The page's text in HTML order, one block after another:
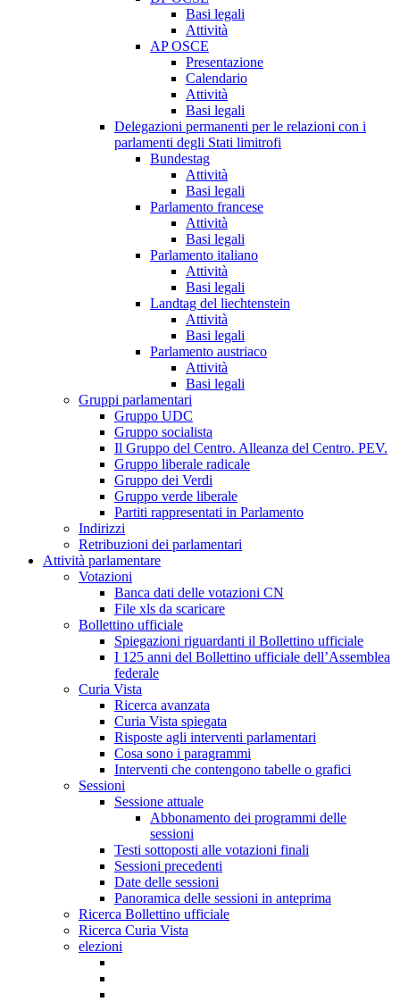
Basi legali
Attività
AP OSCE
Presentazione
Calendario
Attività
Basi legali
Delegazioni permanenti per le relazioni con i
parlamenti degli Stati limitrofi
Bundestag
Attività
Basi legali
Parlamento francese
Attività
Basi legali
Parlamento italiano
Attività
Basi legali
Landtag del liechtenstein
Attività
Basi legali
Parlamento austriaco
Attività
Basi legali
Gruppi parlamentari
Gruppo UDC
Gruppo socialista
Il Gruppo del Centro. Alleanza del Centro. PEV.
Gruppo liberale radicale
Gruppo dei Verdi
Gruppo verde liberale
Partiti rappresentati in Parlamento
Indirizzi
Retribuzioni dei parlamentari
Attività parlamentare
Votazioni
Banca dati delle votazioni CN
File xls da scaricare
Bollettino ufficiale
Spiegazioni riguardanti il Bollettino ufficiale
I 125 anni del Bollettino ufficiale dell’Assemblea
federale
Curia Vista
Ricerca avanzata
Curia Vista spiegata
Risposte agli interventi parlamentari
Cosa sono i paragrammi
Interventi che contengono tabelle o grafici
Sessioni
Sessione attuale
Abbonamento dei programmi delle
sessioni
Testi sottoposti alle votazioni finali
Sessioni precedenti
Date delle sessioni
Panoramica delle sessioni in anteprima
Ricerca Bollettino ufficiale
Ricerca Curia Vista
elezioni